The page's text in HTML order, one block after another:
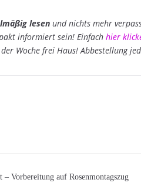
lesenund nichts mehr
informiert sein! Einfachhier
Woche frei Haus! Abbestellung
Vorbereitung auf Rosenmontagszug